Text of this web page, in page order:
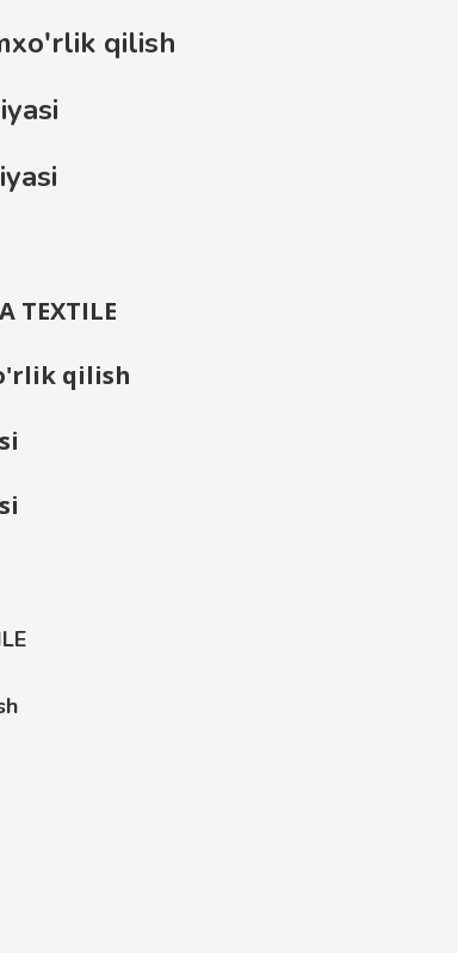
qilish
TEXTILE
qilish